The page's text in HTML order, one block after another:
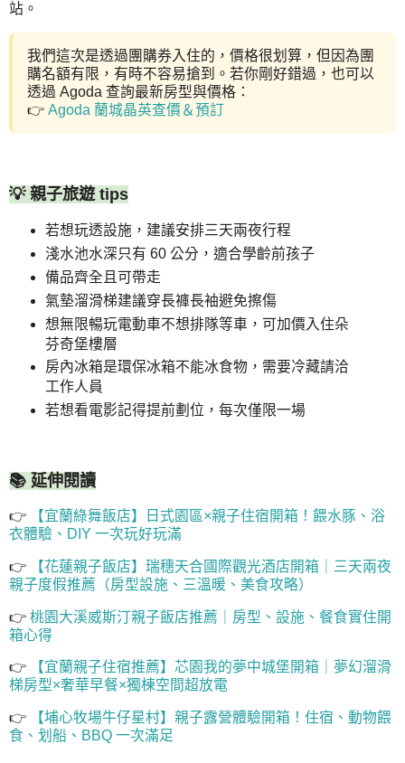
站。
我們這次是透過團購券入住的，價格很划算，但因為團
購名額有限，有時不容易搶到。若你剛好錯過，也可以
透過 Agoda 查詢最新房型與價格：
👉 Agoda 蘭城晶英查價＆預訂
💡 親子旅遊 tips
若想玩透設施，建議安排三天兩夜行程
淺水池水深只有 60 公分，適合學齡前孩子
備品齊全且可帶走
氣墊溜滑梯建議穿長褲長袖避免擦傷
想無限暢玩電動車不想排隊等車，可加價入住朵
芬奇堡樓層
房內冰箱是環保冰箱不能冰食物，需要冷藏請洽
工作人員
若想看電影記得提前劃位，每次僅限一場
📚 延伸閱讀
👉
【宜蘭綠舞飯店】日式園區×親子住宿開箱！餵水豚、浴
衣體驗、DIY 一次玩好玩滿
👉
【花蓮親子飯店】瑞穗天合國際觀光酒店開箱｜三天兩夜
親子度假推薦（房型設施、三溫暖、美食攻略）
👉 桃園大溪威斯汀親子飯店推薦｜房型、設施、餐食實住開
箱心得
👉
【宜蘭親子住宿推薦】芯園我的夢中城堡開箱｜夢幻溜滑
梯房型×奢華早餐×獨棟空間超放電
👉
【埔心牧場牛仔星村】親子露營體驗開箱！住宿、動物餵
食、划船、BBQ 一次滿足